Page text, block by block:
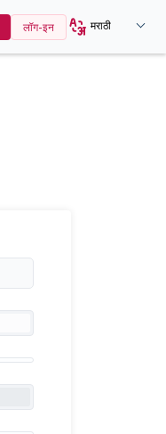
लॉग-इन मराठी